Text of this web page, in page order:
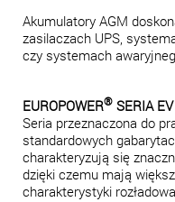
Akumulatory AGM
zasilaczach UPS,
czy systemach
EUROPOWER® SERIA EV
Seria przeznaczona do
standardowych
charakteryzują się
dzięki czemu mają
charakterystyki